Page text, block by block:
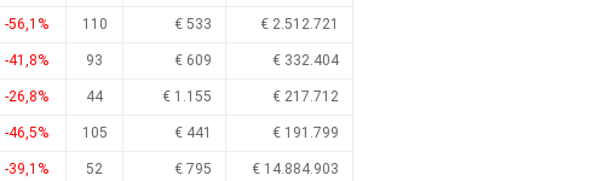
-56,1% 110 € 533 € 2.512.721
-41,8% 93 € 609 € 332.404
-26,8% 44 € 1.155 € 217.712
-46,5% 105 € 441 € 191.799
-39,1% 52 € 795 € 14.884.903